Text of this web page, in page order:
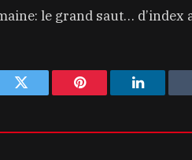
le grand saut… d’index
Twitter Pinterest LinkedIn